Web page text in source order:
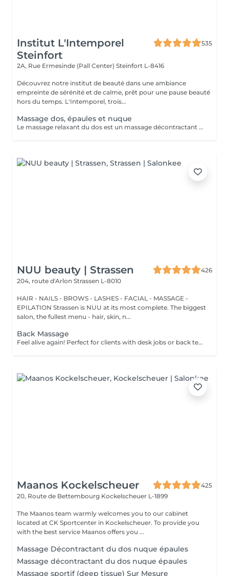
Institut L'Intemporel
Steinfort
535
2A, Rue Ermesinde (Pall Center) Steinfort L-8416
Découvrez notre institut de beauté dans une ambiance
empreinte de sérénité et de calme, prêt pour une pause beauté
hors du temps. L'Intemporel, trois...
Massage dos, épaules et nuque
Le massage relaxant du dos est un massage décontractant englobant le dos, les cervicales et la nuque. Les muscles du dos, particulièrement sollicités pour tenir le corps droit, sont décontractés en profondeur lors de ce massage.
NUU beauty | Strassen
426
204, route d'Arlon Strassen L-8010
HAIR - NAILS - BROWS - LASHES - FACIAL - MASSAGE -
EPILATION Strassen is NUU at its most complete. The biggest
salon, the fullest menu - hair, skin, n...
Back Massage
Feel alive again! Perfect for clients with desk jobs or back tension, focuses on relieving stress, tightness, and knots in the back and shoulders. Whether you suffer from chronic back pain or occasional tension, this treatment provides targeted relief and improved posture. Cupping therapy is an ancient healing technique that uses special cups to create gentle suction on the skin. This suction promotes blood flow, relieves muscle tension, reduces inflammation, and supports deep relaxation. The treatment can help release toxins, improve circulation, and ease chronic pain or stiffness. Age restrictions: there are no age restrictions for this procedure. Post procedure recommendations: do not do sport and any sharp movements for 2-3 hours after the procedure. Frequency: 1-2 times per week, 10 times in total. Repeat once in 3-6 months.
Maanos Kockelscheuer
425
20, Route de Bettembourg Kockelscheuer L-1899
The Maanos team warmly welcomes you to our cabinet
located at CK Sportcenter in Kockelscheuer. To provide you
with the best service Maanos offers you ...
Massage Décontractant du dos nuque épaules
Massage décontractant du dos nuque épaules
Massage sportif (deep tissue) Sur Mesure